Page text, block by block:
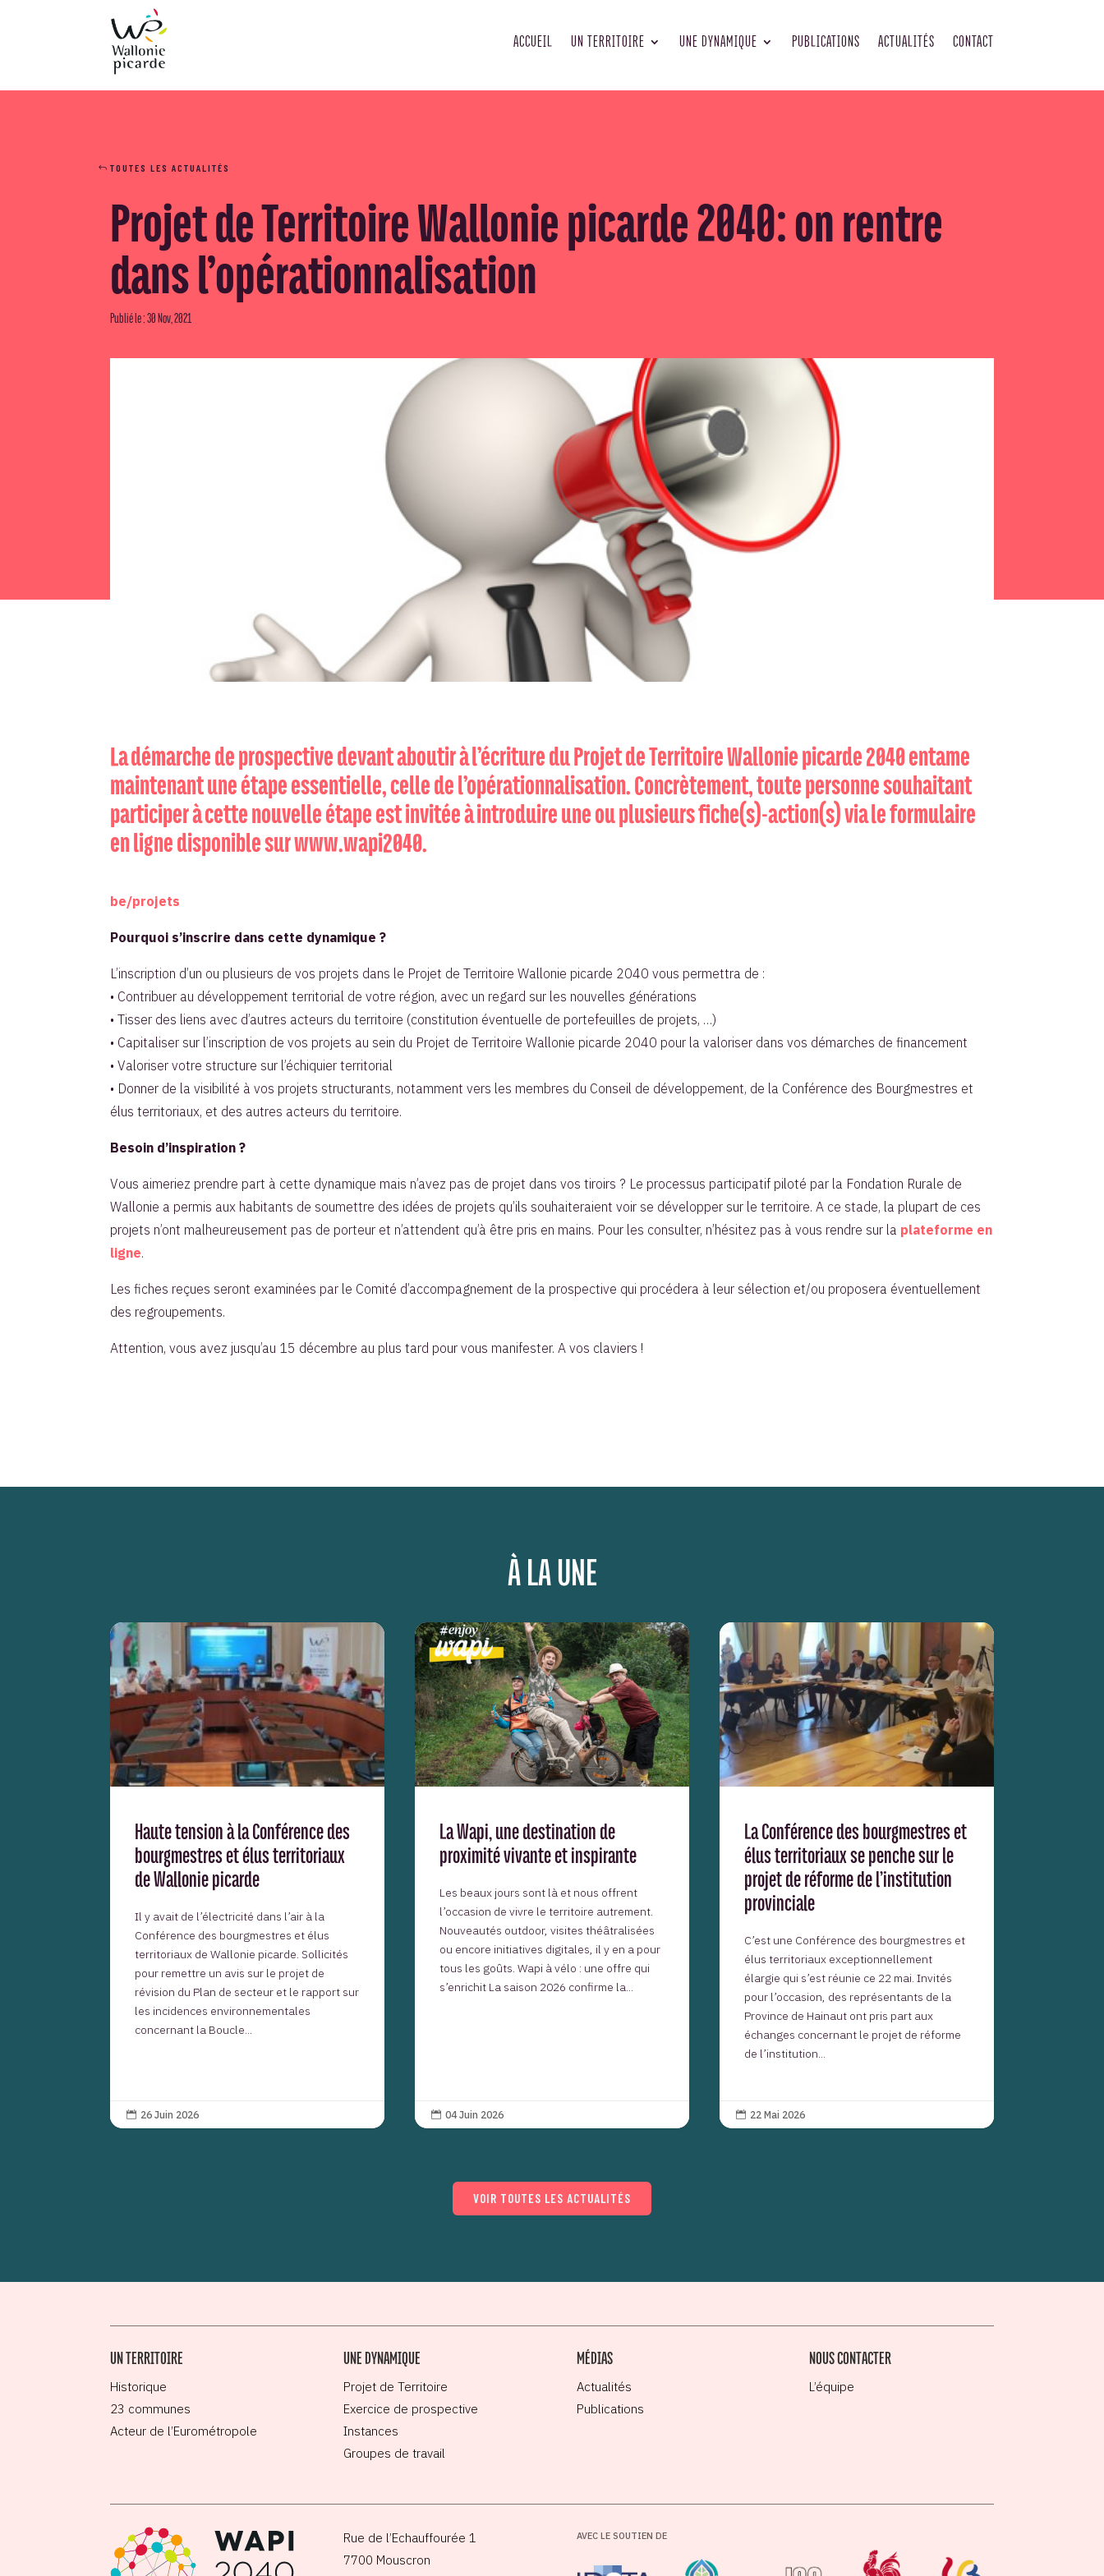
ACCUEIL UN TERRITOIRE UNE DYNAMIQUE PUBLICATIONS ACTUALITÉS CONTACT
TOUTES LES ACTUALITÉS
Projet de Territoire Wallonie picarde 2040: on rentre
dans l’opérationnalisation
Publié le : 30 Nov, 2021
La démarche de prospective devant aboutir à l’écriture du Projet de Territoire Wallonie picarde 2040 entame
maintenant une étape essentielle, celle de l’opérationnalisation. Concrètement, toute personne souhaitant
participer à cette nouvelle étape est invitée à introduire une ou plusieurs fiche(s)-action(s) via le formulaire
en ligne disponible surwww.wapi2040.
be/projets
Pourquoi s’inscrire dans cette dynamique ?
L’inscription d’un ou plusieurs de vos projets dans le Projet de Territoire Wallonie picarde 2040 vous permettra de :
• Contribuer au développement territorial de votre région, avec un regard sur les nouvelles générations
• Tisser des liens avec d’autres acteurs du territoire (constitution éventuelle de portefeuilles de projets, …)
• Capitaliser sur l’inscription de vos projets au sein du Projet de Territoire Wallonie picarde 2040 pour la valoriser dans vos démarches de financement
• Valoriser votre structure sur l’échiquier territorial
• Donner de la visibilité à vos projets structurants, notamment vers les membres du Conseil de développement, de la Conférence des Bourgmestres et
élus territoriaux, et des autres acteurs du territoire.
Besoin d’inspiration ?
Vous aimeriez prendre part à cette dynamique mais n’avez pas de projet dans vos tiroirs ? Le processus participatif piloté par la Fondation Rurale de
Wallonie a permis aux habitants de soumettre des idées de projets qu’ils souhaiteraient voir se développer sur le territoire. A ce stade, la plupart de ces
projets n’ont malheureusement pas de porteur et n’attendent qu’à être pris en mains. Pour les consulter, n’hésitez pas à vous rendre sur la plateforme en
ligne.
Les fiches reçues seront examinées par le Comité d’accompagnement de la prospective qui procédera à leur sélection et/ou proposera éventuellement
des regroupements.
Attention, vous avez jusqu’au 15 décembre au plus tard pour vous manifester. A vos claviers !
À LA UNE
Haute tension à la Conférence des
bourgmestres et élus territoriaux
de Wallonie picarde
Il y avait de l’électricité dans l’air à la
Conférence des bourgmestres et élus
territoriaux de Wallonie picarde. Sollicités
pour remettre un avis sur le projet de
révision du Plan de secteur et le rapport sur
les incidences environnementales
concernant la Boucle...
 26 Juin 2026
La Wapi, une destination de
proximité vivante et inspirante
Les beaux jours sont là et nous offrent
l’occasion de vivre le territoire autrement.
Nouveautés outdoor, visites théâtralisées
ou encore initiatives digitales, il y en a pour
tous les goûts. Wapi à vélo : une offre qui
s’enrichit La saison 2026 confirme la...
 04 Juin 2026
La Conférence des bourgmestres et
élus territoriaux se penche sur le
projet de réforme de l’institution
provinciale
C’est une Conférence des bourgmestres et
élus territoriaux exceptionnellement
élargie qui s’est réunie ce 22 mai. Invités
pour l’occasion, des représentants de la
Province de Hainaut ont pris part aux
échanges concernant le projet de réforme
de l’institution...
 22 Mai 2026
VOIR TOUTES LES ACTUALITÉS
UN TERRITOIRE
Historique
23 communes
Acteur de l’Eurométropole
UNE DYNAMIQUE
Projet de Territoire
Exercice de prospective
Instances
Groupes de travail
MÉDIAS
Actualités
Publications
NOUS CONTACTER
L’équipe
Rue de l’Echauffourée 1
7700 Mouscron
AVEC LE SOUTIEN DE